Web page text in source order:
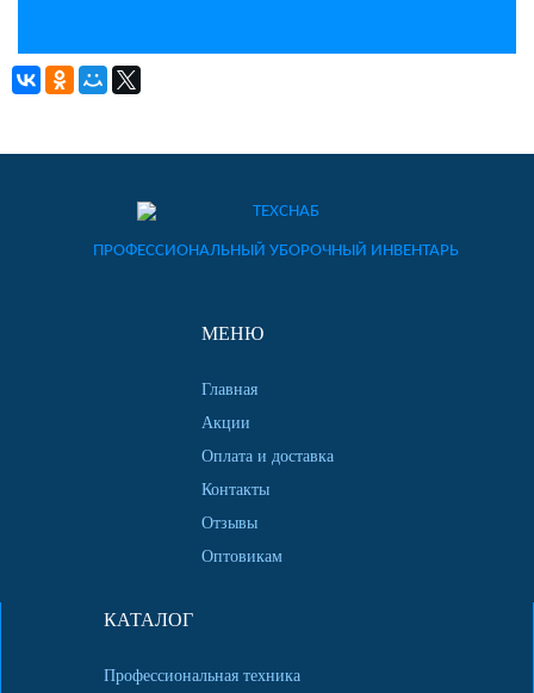
ПРОФЕССИОНАЛЬНЫЙ УБОРОЧНЫЙ ИНВЕНТАРЬ
МЕНЮ
Главная
Акции
Оплата и доставка
Контакты
Отзывы
Оптовикам
КАТАЛОГ
Профессиональная техника